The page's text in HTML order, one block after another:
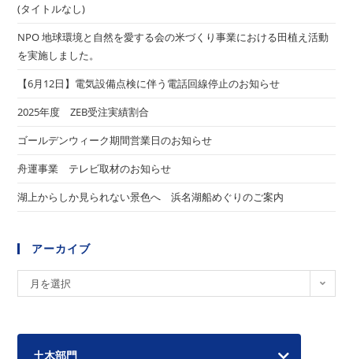
(タイトルなし)
NPO 地球環境と自然を愛する会の米づくり事業における田植え活動
を実施しました。
【6月12日】電気設備点検に伴う電話回線停止のお知らせ
2025年度 ZEB受注実績割合
ゴールデンウィーク期間営業日のお知らせ
舟運事業 テレビ取材のお知らせ
湖上からしか見られない景色へ 浜名湖船めぐりのご案内
アーカイブ
ー
イ
月を選択
土木部門